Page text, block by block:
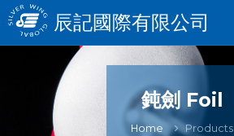
辰記國際有限公司
鈍劍 Foil
Home Products